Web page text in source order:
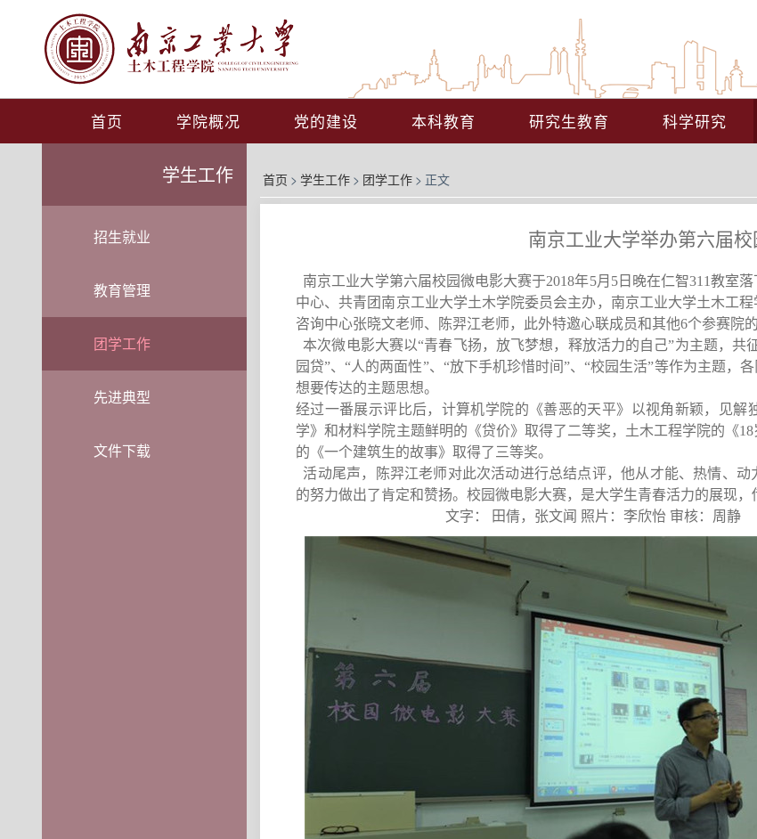
首页 学院概况 党的建设 本科教育 研究生教育 科学研究
学生工作
招生就业
教育管理
团学工作
先进典型
文件下载
首页 > 学生工作 > 团学工作 > 正文
南京工业大学举办第六届
南京工业大学第六届校园微电影大赛于2018年5月5日晚在仁智311教室落
中心、共青团南京工业大学土木学院委员会主办，南京工业大学土木工程
咨询中心张晓文老师、 陈羿江老师 ， 此外特邀心联成员和其他6个参赛院
本次微电影大赛以“青春飞扬，放飞梦想，释放活力的自己”为主题，共
园贷”、“人的两面性”、“放下手机珍惜时间”、“校园生活”等作为主题 ， 各
想要传达的主题思想。
经过一番展示评比后， 计算机学院的《善恶的天平》 以视角新颖，见解
学》和材料学院主题鲜明的《贷价》取得了二等奖 ， 土木工程学院的《18
的《一个建筑生的故事》取得了三等奖。
活动尾声，陈羿江老师对此次活动进行总结点评，他从才能、热情、动
的努力做出了肯定和赞扬。校园微电影大赛，是大学生青春活力的展现，
文字：
田倩，张文闻 照片：李欣怡 审核：周静